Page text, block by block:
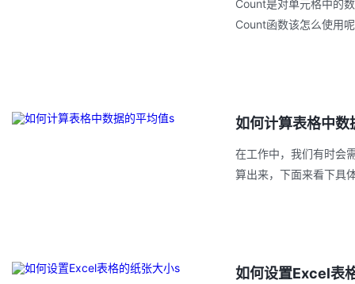
Count是对单元格中的
Count函数该怎么使用
如何计算表格中数
在工作中，我们有时会
算出来，下面来看下具
如何设置Excel表